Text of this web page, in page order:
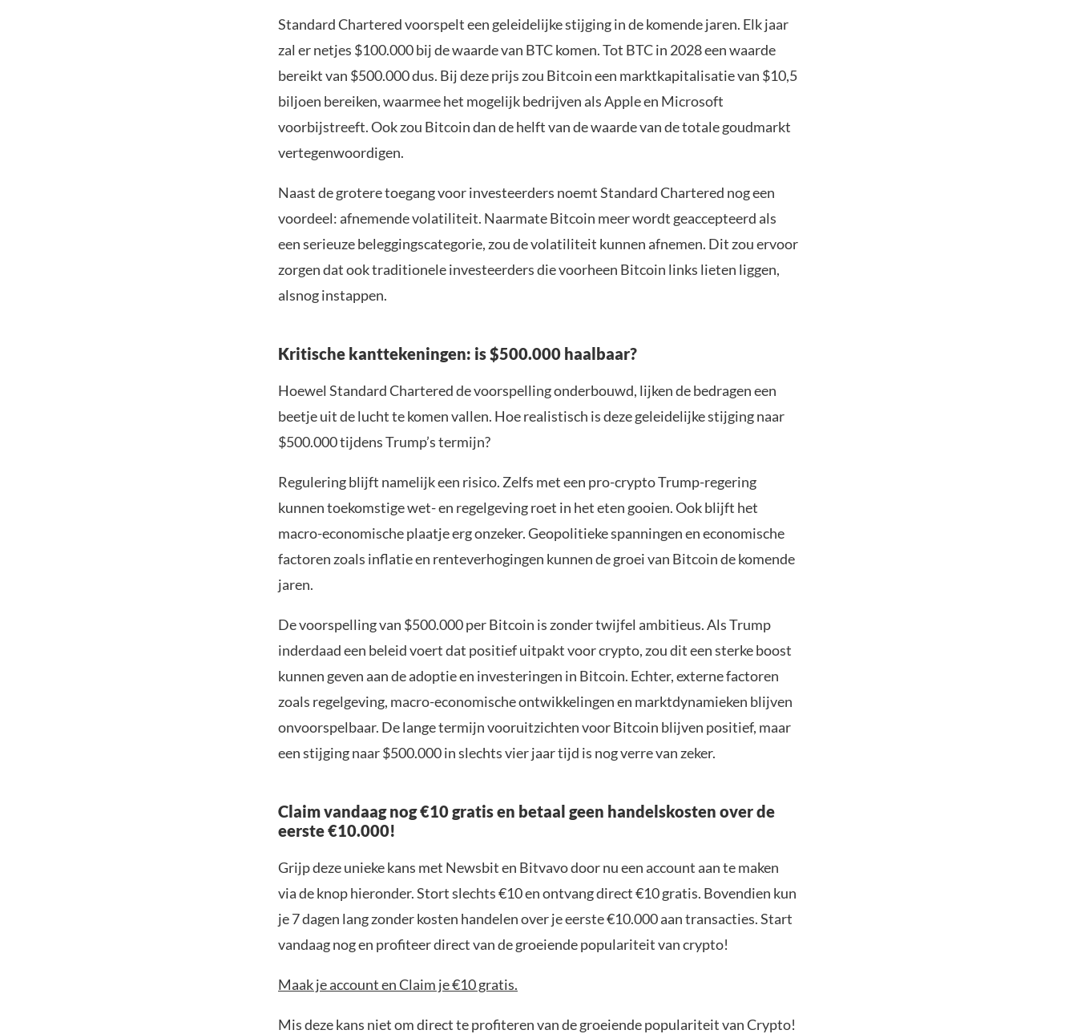
Standard Chartered voorspelt een geleidelijke stijging in de komende jaren. Elk jaar
zal er netjes $100.000 bij de waarde van BTC komen. Tot BTC in 2028 een waarde
bereikt van $500.000 dus. Bij deze prijs zou Bitcoin een marktkapitalisatie van $10,5
biljoen bereiken, waarmee het mogelijk bedrijven als Apple en Microsoft
voorbijstreeft. Ook zou Bitcoin dan de helft van de waarde van de totale goudmarkt
vertegenwoordigen.
Naast de grotere toegang voor investeerders noemt Standard Chartered nog een
voordeel: afnemende volatiliteit. Naarmate Bitcoin meer wordt geaccepteerd als
een serieuze beleggingscategorie, zou de volatiliteit kunnen afnemen. Dit zou ervoor
zorgen dat ook traditionele investeerders die voorheen Bitcoin links lieten liggen,
alsnog instappen.
Kritische kanttekeningen: is $500.000 haalbaar?
Hoewel Standard Chartered de voorspelling onderbouwd, lijken de bedragen een
beetje uit de lucht te komen vallen. Hoe realistisch is deze geleidelijke stijging naar
$500.000 tijdens Trump’s termijn?
Regulering blijft namelijk een risico. Zelfs met een pro-crypto Trump-regering
kunnen toekomstige wet- en regelgeving roet in het eten gooien. Ook blijft het
macro-economische plaatje erg onzeker. Geopolitieke spanningen en economische
factoren zoals inflatie en renteverhogingen kunnen de groei van Bitcoin de komende
jaren.
De voorspelling van $500.000 per Bitcoin is zonder twijfel ambitieus. Als Trump
inderdaad een beleid voert dat positief uitpakt voor crypto, zou dit een sterke boost
kunnen geven aan de adoptie en investeringen in Bitcoin. Echter, externe factoren
zoals regelgeving, macro-economische ontwikkelingen en marktdynamieken blijven
onvoorspelbaar. De lange termijn vooruitzichten voor Bitcoin blijven positief, maar
een stijging naar $500.000 in slechts vier jaar tijd is nog verre van zeker.
Claim vandaag nog €10 gratis en betaal geen handelskosten over de
eerste €10.000!
Grijp deze unieke kans met Newsbit en Bitvavo door nu een account aan te maken
via de knop hieronder. Stort slechts €10 en ontvang direct €10 gratis. Bovendien kun
je 7 dagen lang zonder kosten handelen over je eerste €10.000 aan transacties. Start
vandaag nog en profiteer direct van de groeiende populariteit van crypto!
Maak je account en Claim je €10 gratis.
Mis deze kans niet om direct te profiteren van de groeiende populariteit van Crypto!